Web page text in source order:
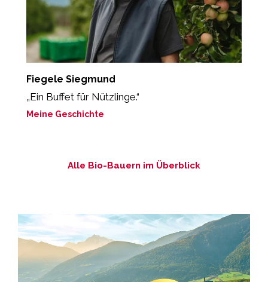
Fiegele Siegmund
„Ein Buffet für Nützlinge.“
Meine Geschichte
Alle Bio-Bauern im Überblick